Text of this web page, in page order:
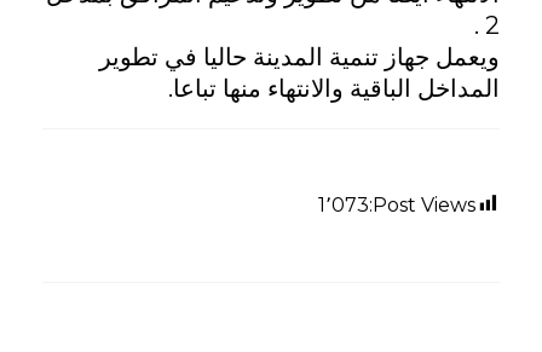
س
ل
2 .
ويعمل جهاز تنمية المدينة حاليا في تطوير
المداخل الباقية والانتهاء منها تباعا.
Post Views: 1٬073